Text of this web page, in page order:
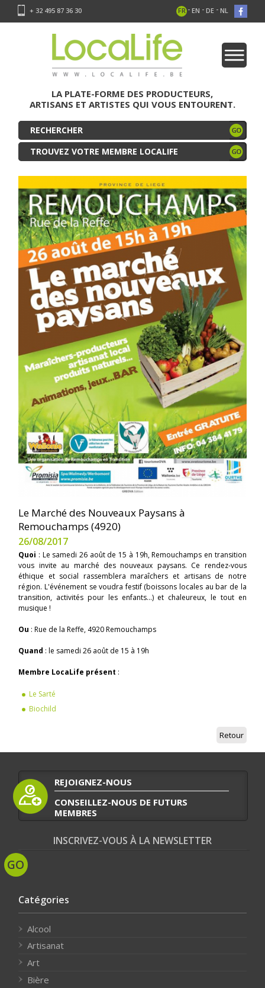
+ 32 495 87 36 30 FR - EN - DE - NL
LA PLATE-FORME DES PRODUCTEURS,
ARTISANS ET ARTISTES QUI VOUS ENTOURENT.
TROUVEZ VOTRE MEMBRE LOCALIFE
Le Marché des Nouveaux Paysans à
Remouchamps (4920)
26/08/2017
Quoi : Le samedi 26 août de 15 à 19h, Remouchamps en transition
vous invite au marché des nouveaux paysans. Ce rendez-vous
éthique et social rassemblera maraîchers et artisans de notre
région. L'événement se voudra festif (boissons locales au bar de la
transition, activités pour les enfants…) et chaleureux, le tout en
musique !
Ou : Rue de la Reffe, 4920 Remouchamps
Quand : le samedi 26 août de 15 à 19h
Membre LocaLife présent :
Le Sarté
Biochild
Retour
REJOIGNEZ-NOUS
CONSEILLEZ-NOUS DE FUTURS
MEMBRES
INSCRIVEZ-VOUS À LA NEWSLETTER
Catégories
Alcool
Artisanat
Art
Bière